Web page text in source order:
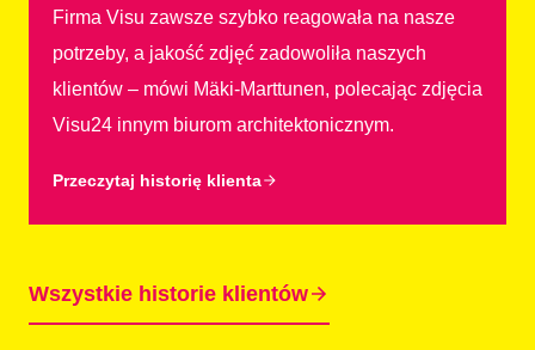
Firma Visu zawsze szybko reagowała na nasze
potrzeby, a jakość zdjęć zadowoliła naszych
klientów – mówi Mäki-Marttunen, polecając zdjęcia
Visu24 innym biurom architektonicznym.
Przeczytaj historię klienta
Wszystkie historie klientów